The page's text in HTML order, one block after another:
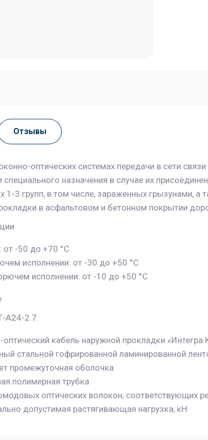
Отзывы
оптических системах передачи в сети
специального назначения в случае их
1-3 групп, в том числе, зараженных грызунами, а
в асфальтовом и бетонном покрытии
от -50 до +70 °C
исполнении: от -30 до +50 °C
исполнении: от -10 до +50 °C
А24-2.7:
кабель наружной прокладки «Интегра
стальной гофрированной ламинированной
промежуточная оболочка
полимерная трубка
оптических волокон, соответствующих
допустимая растягивающая нагрузка, кН